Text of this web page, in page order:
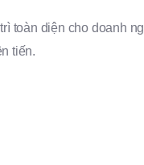
diện cho doanh
tiến.